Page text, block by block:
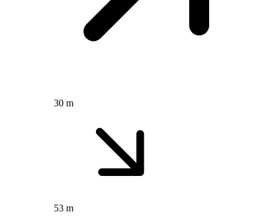
30 m
53 m